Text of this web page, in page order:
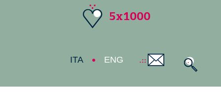
5x1000
ITA ENG